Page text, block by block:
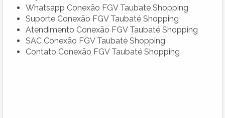
Whatsapp Conexão FGV Taubaté Shopping
Suporte Conexão FGV Taubaté Shopping
Atendimento Conexão FGV Taubaté Shopping
SAC Conexão FGV Taubaté Shopping
Contato Conexão FGV Taubaté Shopping